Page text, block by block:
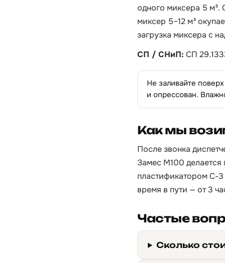
одного миксера 5 м³.
миксер 5–12 м³
загрузка миксера с
СП / СНиП: СП
Не заливайте
и опрессован.
Как мы
После звонка
Замес М100 делается
пластификатором С-
время в пути — от 3
Частые
Сколько